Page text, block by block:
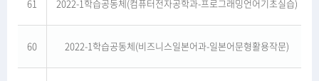
61 2022-1학습공동체(컴퓨터전자공학과-프로그래밍언어기초실습)
60 2022-1학습공동체(비즈니스일본어과-일본어문형활용작문)